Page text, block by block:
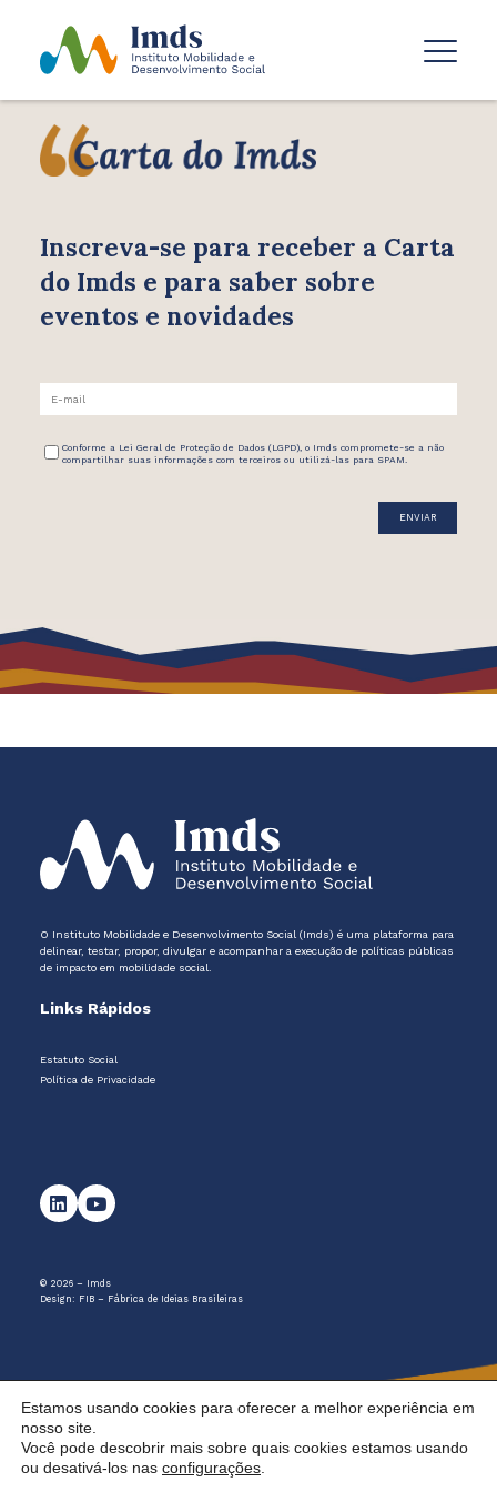
Inscreva-se para receber a Carta
do Imds e para saber sobre
eventos e novidades
Conforme a Lei Geral de Proteção de Dados (LGPD), o Imds compromete-se a não
compartilhar suas informações com terceiros ou utilizá-las para SPAM.
O Instituto Mobilidade e Desenvolvimento Social (Imds) é uma plataforma para
delinear, testar, propor, divulgar e acompanhar a execução de políticas públicas
de impacto em mobilidade social.
Links Rápidos
Estatuto Social
Política de Privacidade
© 2026 – Imds
Design: FIB – Fábrica de Ideias Brasileiras
Estamos usando cookies para oferecer a melhor experiência em
nosso site.
Você pode descobrir mais sobre quais cookies estamos usando
ou desativá-los nas configurações